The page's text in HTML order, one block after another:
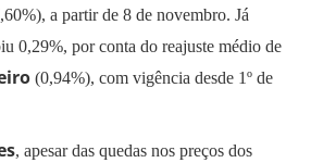
a partir de 8 de novembro. Já
0,29%, por conta do reajuste médio de
(0,94%), com vigência desde 1º de
, apesar das quedas nos preços dos